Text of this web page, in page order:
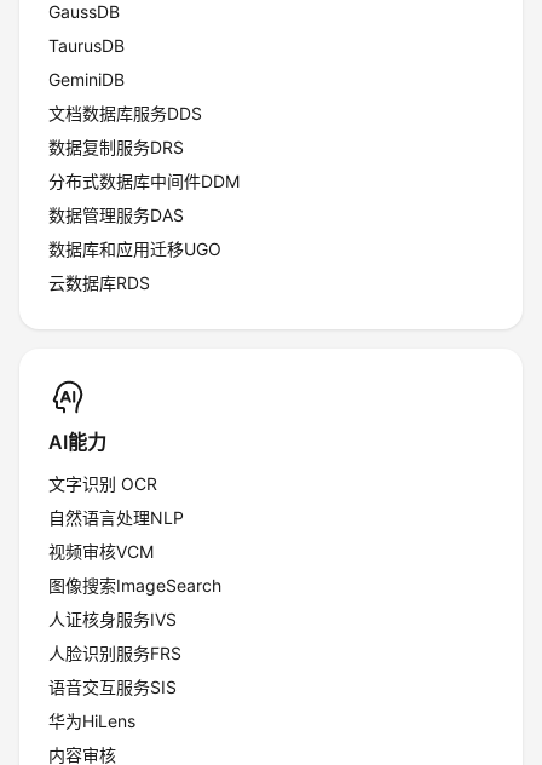
GaussDB
TaurusDB
GeminiDB
文档数据库服务DDS
数据复制服务DRS
分布式数据库中间件DDM
数据管理服务DAS
数据库和应用迁移UGO
云数据库RDS
AI能力
文字识别 OCR
自然语言处理NLP
视频审核VCM
图像搜索ImageSearch
人证核身服务IVS
人脸识别服务FRS
语音交互服务SIS
华为HiLens
内容审核